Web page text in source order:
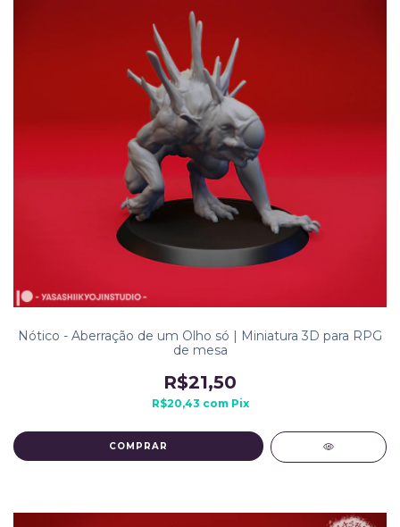
Nótico - Aberração de um Olho só | Miniatura 3D para RPG
de mesa
R$21,50
R$20,43 com Pix
COMPRAR